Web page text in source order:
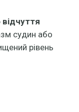
відчуття
судин або
рівень